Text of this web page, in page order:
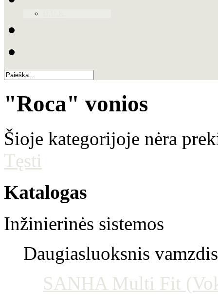
"Roca" vonios
Šioje kategorijoje nėra
Tęsti
Katalogas
Inžinierinės sistemos
Daugiasluoksnis
SANHA Multi Fit